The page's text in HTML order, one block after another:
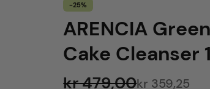
-25%
ARENCIA
Cake Cleanser
kr 479,00kr 359,25